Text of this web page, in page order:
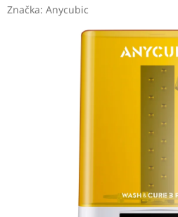
Značka: Anycubic